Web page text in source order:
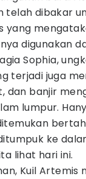
telah dibakar
yang
digunakan
Sophia,
terjadi juga
dan banjir
lumpur.
ke
lihat hari ini.
Kuil Artemis